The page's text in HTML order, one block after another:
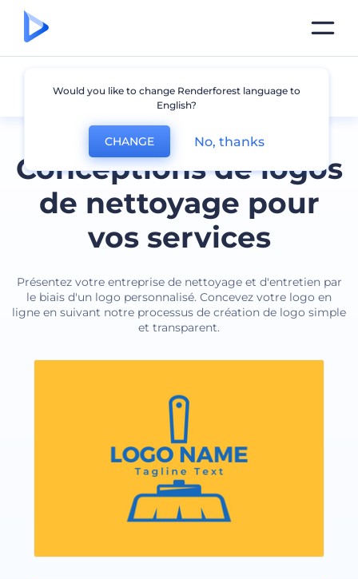
Conceptions de logos
de nettoyage pour
vos services
Présentez votre entreprise de nettoyage et d'entretien par
le biais d'un logo personnalisé. Concevez votre logo en
ligne en suivant notre processus de création de logo simple
et transparent.
Nettoyage
Would you like to change Renderforest language to
English?
CHANGE No, thanks